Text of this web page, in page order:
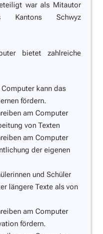
war als Mitautor
Kantons Schwyz
bietet zahlreiche
Computer kann das
fördern.
am Computer
von Texten
am Computer
der eigenen
und Schüler
längere Texte als von
am Computer
fördern.